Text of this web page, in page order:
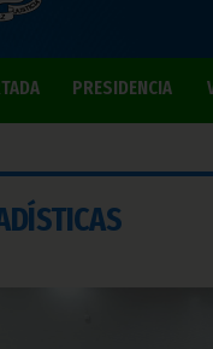
PRESIDENCIA